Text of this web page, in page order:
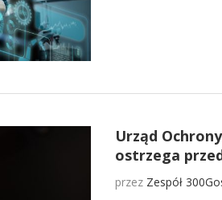
Urząd
ostrzega
przez Zespół